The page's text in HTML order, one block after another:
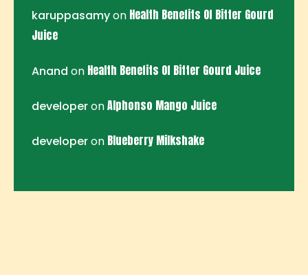
karuppasamyon Health Benefits Of Bitter Gourd
Juice
Anand on Health Benefits Of Bitter Gourd Juice
developeronAlphonso Mango Juice
developeron Blueberry Milkshake